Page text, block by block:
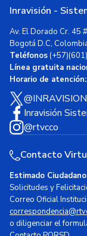
Inravisión -
Av. El Dorado Cr. 45
Bogotá D.C,
Teléfonos
Línea gratuita
Horario de atención:
Inravisión
@rtvcco
Contacto
Estimado
Solicitudes y
Correo Oficial
o diligenciar el